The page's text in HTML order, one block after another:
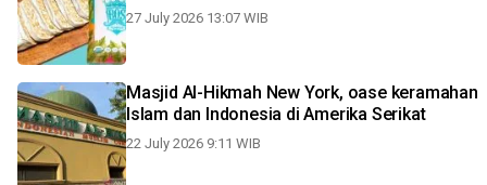
27 July 2026 13:07 WIB
Masjid Al-Hikmah New York, oase keramahan
Islam dan Indonesia di Amerika Serikat
22 July 2026 9:11 WIB